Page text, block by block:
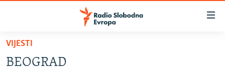
Pređite
glavni
VIJESTI
BEOGRAD